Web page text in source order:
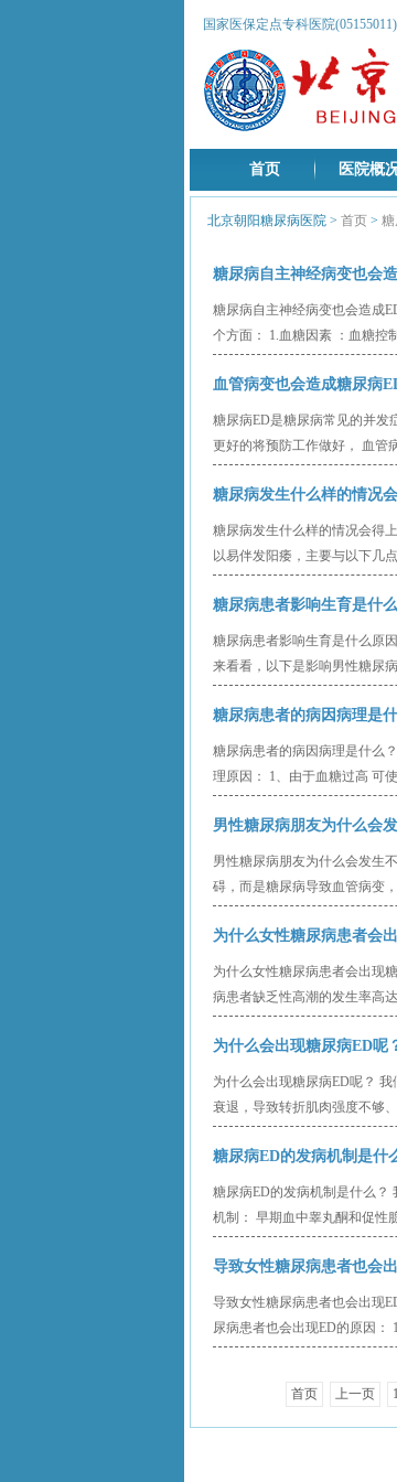
国家医保定点专科医院
首页 医院概
北京朝阳糖尿病医院 > 首页 > 糖
糖尿病自主神经病变也会
糖尿病自主神经病变也会造成
个方面： 1.血糖因素 ：血糖控
血管病变也会造成糖尿病
糖尿病ED是糖尿病常见的并发
更好的将预防工作做好， 血管
糖尿病发生什么样的情况
糖尿病发生什么样的情况会得
以易伴发阳痿，主要与以下几
糖尿病患者影响生育是什
糖尿病患者影响生育是什么原
来看看，以下是影响男性糖尿
糖尿病患者的病因病理是
糖尿病患者的病因病理是什么
理原因： 1、由于血糖过高 可
男性糖尿病朋友为什么会
男性糖尿病朋友为什么会发生
碍，而是糖尿病导致血管病变
为什么女性糖尿病患者会
为什么女性糖尿病患者会出现
病患者缺乏性高潮的发生率高
为什么会出现糖尿病ED呢
为什么会出现糖尿病ED呢？
衰退，导致转折肌肉强度不够
糖尿病ED的发病机制是什
糖尿病ED的发病机制是什么？
机制： 早期血中睾丸酮和促性
导致女性糖尿病患者也会
导致女性糖尿病患者也会出现
尿病患者也会出现ED的原因：
首页 上一页 1